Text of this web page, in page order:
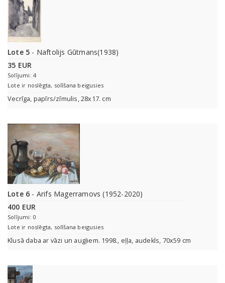
Lote 5 - Naftolijs Gūtmans(1938)
35 EUR
Solījumi: 4
Lote ir noslēgta, solīšana beigusies
Vecrīga, papīrs/zīmulis, 28x17. cm
Lote 6 - Arifs Magerramovs (1952-2020)
400 EUR
Solījumi: 0
Lote ir noslēgta, solīšana beigusies
Klusā daba ar vāzi un augļiem. 1998., eļļa, audekls, 70x59 cm